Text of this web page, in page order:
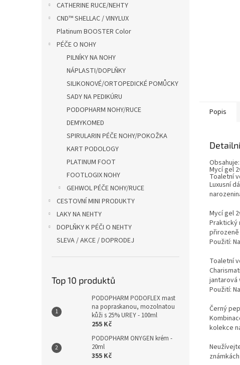
CATHERINE RUCE/NEHTY
CND™ SHELLAC / VINYLUX
Platinum BOOSTER Color
PÉČE O NOHY
PILNÍKY NA NOHY
NÁPLASTI/DOPLŇKY
SILIKONOVÉ/ORTOPEDICKÉ POMŮCKY
SADY NA PEDIKÚRU
PODOPHARM NOHY/RUCE
DEMYKOMED
SPIRULARIN PÉČE NOHY/POKOŽKA
KART PODOLOGY
PLATINUM FOOT
FOOTLOGIX NOHY
GEHWOL PÉČE NOHY/RUCE
CESTOVNÍ MINI PRODUKTY
LAKY NA NEHTY
DOPLŇKY K PÉČI O NEHTY
SLEVA / AKCE / DOPRODEJ
Top 10 produktů
PODOPHARM PODOFLEX mast
na popraskanou, mozolnatou
kůži s 25% UREY - 100ml
255 Kč
PODOPHARM ONYGEN krém -
20ml
355 Kč
Popis
Obsahuje:
Mycí gel
Toaletní
Luxusní
Mycí gel
Praktický
přirozeně
Použití:
Toaletní
jantarová
Použití:
Černý
kolekce